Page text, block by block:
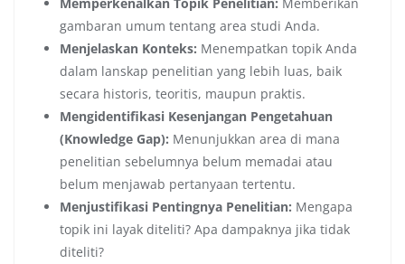
gambaran umum tentang area studi Anda.
Menjelaskan Konteks: Menempatkan topik Anda
dalam lanskap penelitian yang lebih luas, baik
secara historis, teoritis, maupun praktis.
Mengidentifikasi Kesenjangan Pengetahuan
(Knowledge Gap): Menunjukkan area di mana
penelitian sebelumnya belum memadai atau
belum menjawab pertanyaan tertentu.
Menjustifikasi Pentingnya Penelitian: Mengapa
topik ini layak diteliti? Apa dampaknya jika tidak
diteliti?